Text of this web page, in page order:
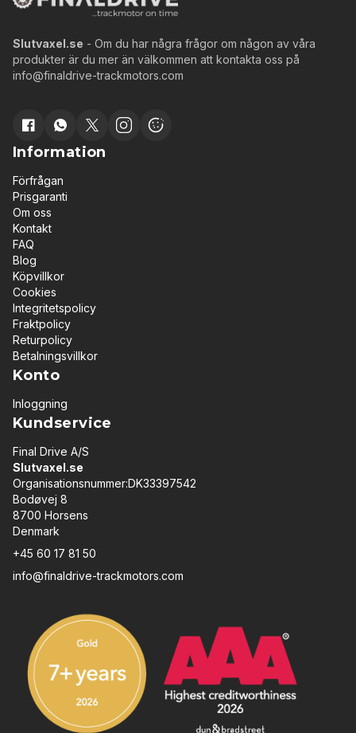
Slutvaxel.se - Om du har några frågor om någon av våra
produkter är du mer än välkommen att kontakta oss på
info@finaldrive-trackmotors.com
Information
Förfrågan
Prisgaranti
Om oss
Kontakt
FAQ
Blog
Köpvillkor
Cookies
Integritetspolicy
Fraktpolicy
Returpolicy
Betalningsvillkor
Konto
Inloggning
Kundservice
Final Drive A/S
Slutvaxel.se
Organisationsnummer:DK33397542
Bodøvej 8
8700 Horsens
Denmark
+45 60 17 81 50
info@finaldrive-trackmotors.com